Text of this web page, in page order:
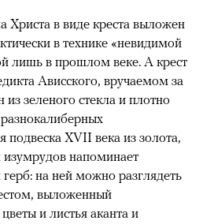
в виде креста выложен
в технике «невидимой
лишь в прошлом веке. А крест
Ависского, вручаемом за
из зеленого стекла и плотно
подвеска XVII века из золота,
изумрудов напоминает
на ней можно разглядеть
выложенный
и листья аканта и